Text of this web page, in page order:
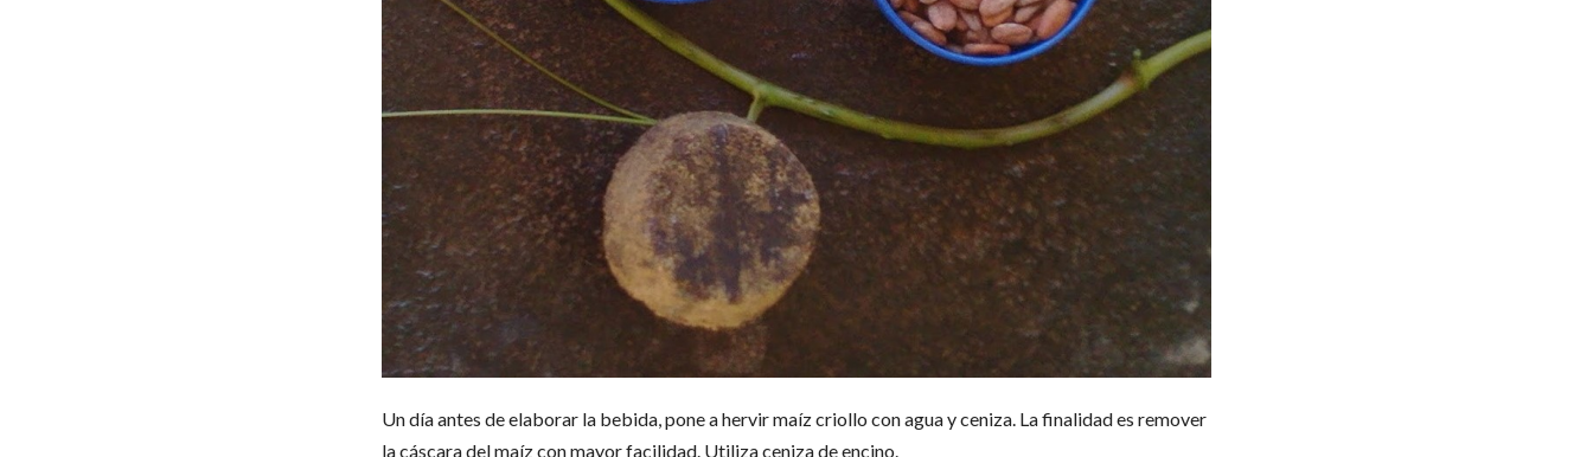
Un día antes de elaborar la bebida, pone a hervir maíz criollo con agua y ceniza. La finalidad es remover
la cáscara del maíz con mayor facilidad. Utiliza ceniza de encino.